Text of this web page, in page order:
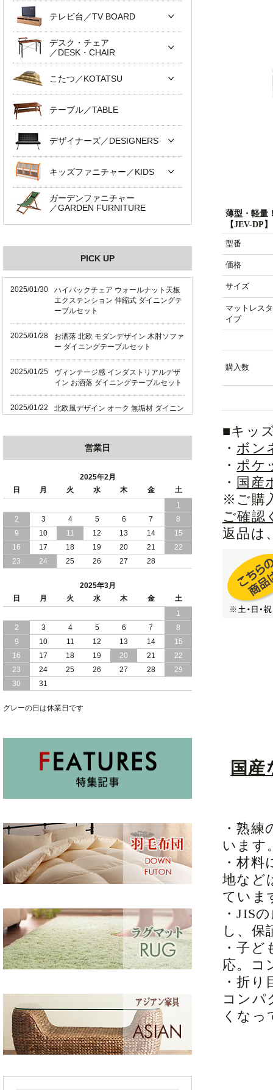
薄型・軽量
【JEV-DP】
型番
価格
サイズ
マットレスタ
イプ
購入数
■キッ
・ ボン
・ ポケ
・ 国産
※ご購
ご確認
返品は
国
・熟
います
・材
地など
ていま
・JIS
し、保
・子
応。コ
・折
コンパ
くなっ
テレビ台／TV BOARD
デスク・チェア
／DESK・CHAIR
こたつ／KOTATSU
テーブル／TABLE
デザイナーズ／DESIGNERS
キッズファニチャー／KIDS
ガーデンファニチャー
／GARDEN FURNITURE
PICK UP
2025/01/30
ハイバックチェア ウォールナット天板
エクステンション 伸縮式 ダイニングテ
ーブルセット
2025/01/28
お洒落 北欧 モダンデザイン 木肘ソファ
ー ダイニングテーブルセット
2025/01/25
ヴィンテージ感 インダストリアルデザ
イン お洒落 ダイニングテーブルセット
2025/01/22
北欧風デザイン オーク 無垢材 ダイニン
天然木 オーク 無垢材 上質感 北欧風デ
ザイン ダイニング
ハイバックチェア 伸縮式テーブル ダイ
ニングテーブルセット
2025/01/12
畳仕様の床板 和モダン 国産 収納力バツ
グン 跳ね上げ式 収納ベッド
2025/01/10
和モダン セキスイ 美草 ヘッドボードレ
ス 小上がり 大容量収納 跳ね上げ式 畳
2025/01/08
寝室 くつろぎ 和モダン 空間 セキスイ
美草 使用 大容量 収納 跳ね上げ式 畳 ベ
ッド 日本製
2025/01/05
照明 コンセント 棚式 ヘッドボード 付
き 大容量 収納 跳ね上げ式 ベッド
営業日
2025年2月
日
月 火 水 木 金
土
1
2
3 4 5 6 7
8
9
10 11 12 13 14
15
16
17 18 19 20 21
22
23
24 25 26 27 28
2025年3月
日
月 火 水 木 金
土
1
2
3 4 5 6 7
8
9
10 11 12 13 14
15
16
17 18 19 20 21
22
23
24 25 26 27 28
29
30
31
グレーの日は休業日です